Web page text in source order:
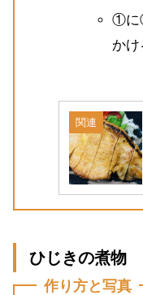
①に
かけ
関連
ひじきの煮物
作り方と写真